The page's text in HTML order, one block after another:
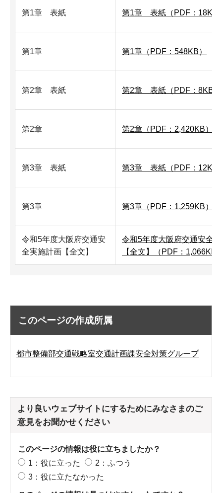
第1章 表紙 第1章 表紙（PDF：18KB
第1章 第1章（PDF：548KB）
第2章 表紙 第2章 表紙（PDF：8KB）
第2章 第2章（PDF：2,420KB）
第3章 表紙 第3章 表紙（PDF：12KB
第3章 第3章（PDF：1,259KB）
令和5年度大阪府交通安
全実施計画【全文】
令和5年度大阪府交通安全
【全文】（PDF：1,066KB
このページの作成所属
都市整備部交通戦略室交通計画課安全対策グループ
より良いウェブサイトにするためにみなさまのご
意見をお聞かせください
このページの情報は役に立ちましたか？
1：役に立った
2：ふつう
3：役に立たなかった